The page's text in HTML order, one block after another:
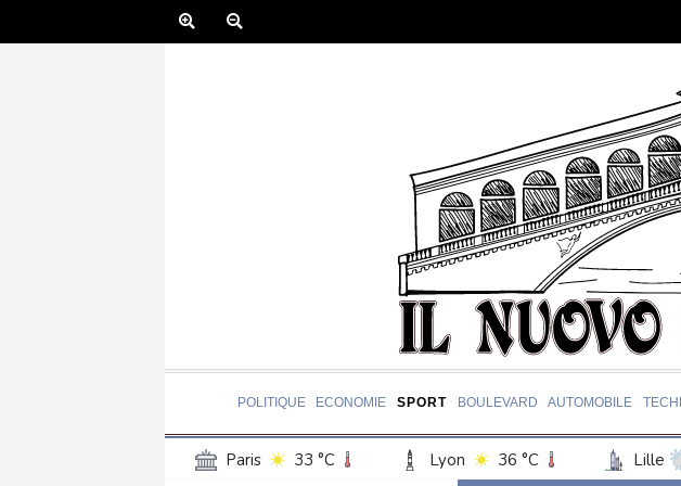
POLITIQUE ECONOMIE SPORT BOULEVARD AUTOMOBILE
Paris 33 °C Lyon 36 °C Lille